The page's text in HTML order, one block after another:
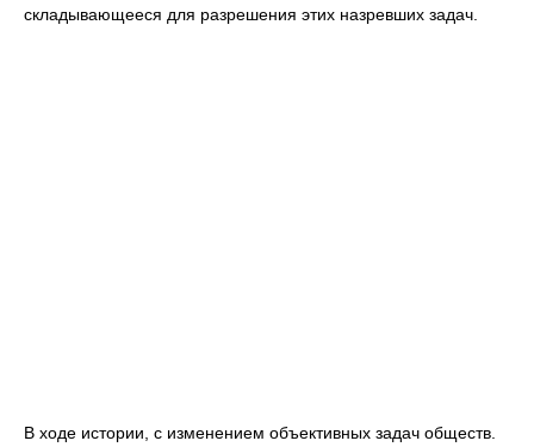
складывающееся для разрешения этих назревших задач.
В ходе истории, с изменением объективных задач обществ.